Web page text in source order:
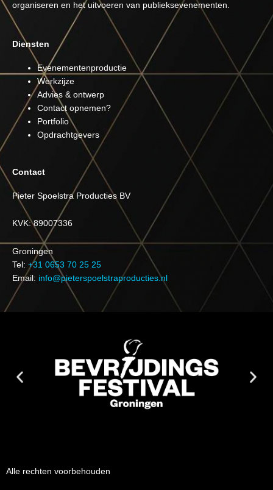
organiseren en het uitvoeren van publieksevenementen.
Diensten
Evenementenproductie
Werkzijze
Advies & ontwerp
Contact opnemen?
Portfolio
Opdrachtgevers
Contact
Pieter Spoelstra Producties BV
KVK: 89007336
Groningen
Tel: +31 0653 70 25 25
Email: info@pieterspoelstraproducties.nl
Alle rechten voorbehouden